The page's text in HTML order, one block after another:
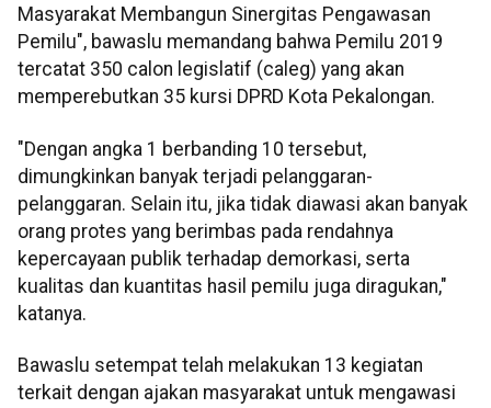
Masyarakat Membangun Sinergitas Pengawasan
Pemilu", bawaslu memandang bahwa Pemilu 2019
tercatat 350 calon legislatif (caleg) yang akan
memperebutkan 35 kursi DPRD Kota Pekalongan.
"Dengan angka 1 berbanding 10 tersebut,
dimungkinkan banyak terjadi pelanggaran-
pelanggaran. Selain itu, jika tidak diawasi akan banyak
orang protes yang berimbas pada rendahnya
kepercayaan publik terhadap demorkasi, serta
kualitas dan kuantitas hasil pemilu juga diragukan,"
katanya.
Bawaslu setempat telah melakukan 13 kegiatan
terkait dengan ajakan masyarakat untuk mengawasi